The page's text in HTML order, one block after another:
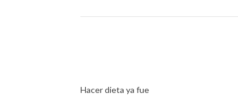
Hacer dieta ya fue